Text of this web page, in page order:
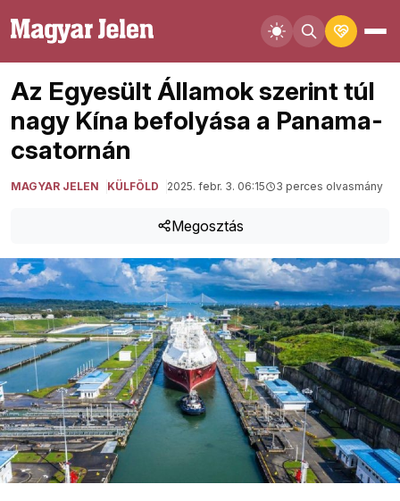
Az Egyesült Államok szerint túl
nagy Kína befolyása a Panama-
csatornán
MAGYAR JELEN KÜLFÖLD 2025. febr. 3. 06:15 3 perces olvasmány
Megosztás